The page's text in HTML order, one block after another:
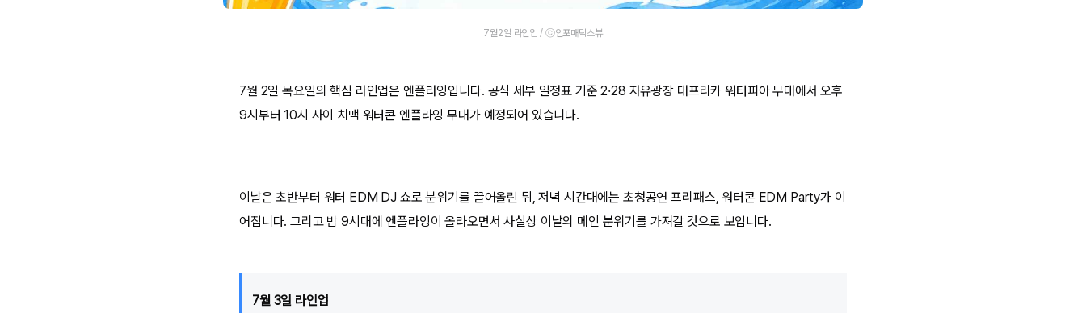
7월2일 라인업 / ⓒ인포매틱스뷰
7월 2일 목요일의 핵심 라인업은 엔플라잉입니다. 공식 세부 일정표 기준 2·28 자유광장 대프리카 워터피아 무대에서 오후
9시부터 10시 사이 치맥 워터콘 엔플라잉 무대가 예정되어 있습니다.
이날은 초반부터 워터 EDM DJ 쇼로 분위기를 끌어올린 뒤, 저녁 시간대에는 초청공연 프리패스, 워터콘 EDM Party가 이
어집니다. 그리고 밤 9시대에 엔플라잉이 올라오면서 사실상 이날의 메인 분위기를 가져갈 것으로 보입니다.
7월 3일 라인업